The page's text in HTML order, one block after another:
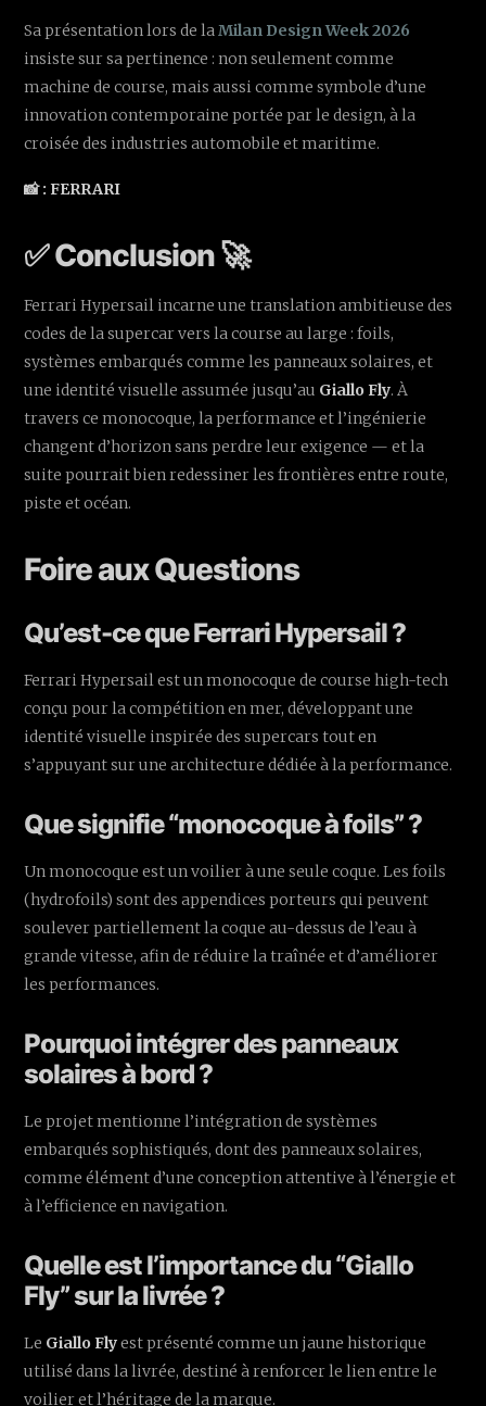
Sa présentation lors de laMilan Design Week 2026
insiste sur sa pertinence : non seulement comme
machine de course, mais aussi comme symbole d’une
innovation contemporaine portée par le design, à la
croisée des industries automobile et maritime.
📸 : FERRARI
✅ Conclusion 🚀
Ferrari Hypersail incarne une translation ambitieuse des
codes de la supercar vers la course au large : foils,
systèmes embarqués comme les panneaux solaires, et
une identité visuelle assumée jusqu’au Giallo Fly. À
travers ce monocoque, la performance et l’ingénierie
changent d’horizon sans perdre leur exigence — et la
suite pourrait bien redessiner les frontières entre route,
piste et océan.
Foire aux Questions
Qu’est-ce que Ferrari Hypersail ?
Ferrari Hypersail est un monocoque de course high-tech
conçu pour la compétition en mer, développant une
identité visuelle inspirée des supercars tout en
s’appuyant sur une architecture dédiée à la performance.
Que signifie “monocoque à foils” ?
Un monocoque est un voilier à une seule coque. Les foils
(hydrofoils) sont des appendices porteurs qui peuvent
soulever partiellement la coque au-dessus de l’eau à
grande vitesse, afin de réduire la traînée et d’améliorer
les performances.
Pourquoi intégrer des panneaux
solaires à bord ?
Le projet mentionne l’intégration de systèmes
embarqués sophistiqués, dont des panneaux solaires,
comme élément d’une conception attentive à l’énergie et
à l’efficience en navigation.
Quelle est l’importance du “Giallo
Fly” sur la livrée ?
Le Giallo Flyest présenté comme un jaune historique
utilisé dans la livrée, destiné à renforcer le lien entre le
voilier et l’héritage de la marque.